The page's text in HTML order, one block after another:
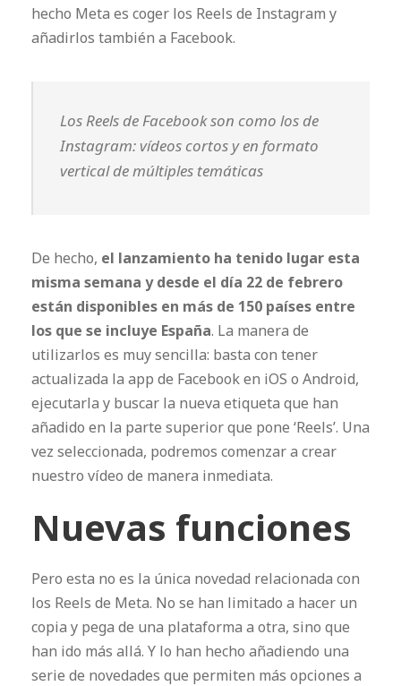
hecho Meta es coger los Reels de Instagram y
añadirlos también a Facebook.
Los Reels de Facebook son como los de
Instagram: vídeos cortos y en formato
vertical de múltiples temáticas
De hecho, el lanzamiento ha tenido lugar esta
misma semana y desde el día 22 de febrero
están disponibles en más de 150 países entre
los que se incluye España. La manera de
utilizarlos es muy sencilla: basta con tener
actualizada la app de Facebook en iOS o Android,
ejecutarla y buscar la nueva etiqueta que han
añadido en la parte superior que pone ‘Reels’. Una
vez seleccionada, podremos comenzar a crear
nuestro vídeo de manera inmediata.
Nuevas funciones
Pero esta no es la única novedad relacionada con
los Reels de Meta. No se han limitado a hacer un
copia y pega de una plataforma a otra, sino que
han ido más allá. Y lo han hecho añadiendo una
serie de novedades que permiten más opciones a